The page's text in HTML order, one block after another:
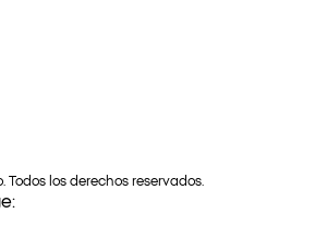
los derechos reservados.